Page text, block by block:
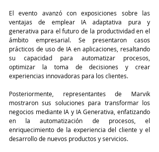
El evento avanzó con exposiciones sobre las
ventajas de emplear IA adaptativa pura y
generativa para el futuro de la productividad en el
ámbito empresarial. Se presentaron casos
prácticos de uso de IA en aplicaciones, resaltando
su capacidad para automatizar procesos,
optimizar la toma de decisiones y crear
experiencias innovadoras para los clientes.
Posteriormente, representantes de Marvik
mostraron sus soluciones para transformar los
negocios mediante IA y IA Generativa, enfatizando
en la automatización de procesos, el
enriquecimiento de la experiencia del cliente y el
desarrollo de nuevos productos y servicios.